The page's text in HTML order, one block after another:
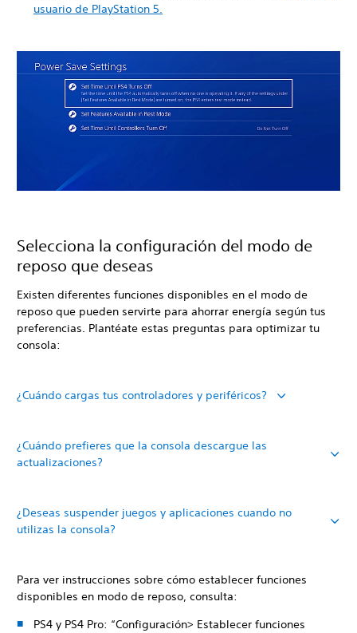
usuario de PlayStation 5.
Selecciona la configuración del modo de
reposo que deseas
Existen diferentes funciones disponibles en el modo de
reposo que pueden servirte para ahorrar energía según tus
preferencias. Plantéate estas preguntas para optimizar tu
consola:
¿Cuándo cargas tus controladores y periféricos?
¿Cuándo prefieres que la consola descargue las
actualizaciones?
¿Deseas suspender juegos y aplicaciones cuando no
utilizas la consola?
Para ver instrucciones sobre cómo establecer funciones
disponibles en modo de reposo, consulta:
PS4 y PS4 Pro: “Configuración> Establecer funciones